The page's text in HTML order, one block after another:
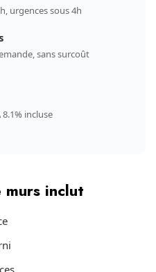
urgences sous 4h
sans surcoût
incluse
inclut